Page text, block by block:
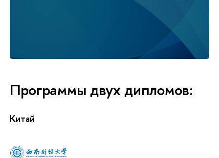
Программы двух дипломов:
Китай